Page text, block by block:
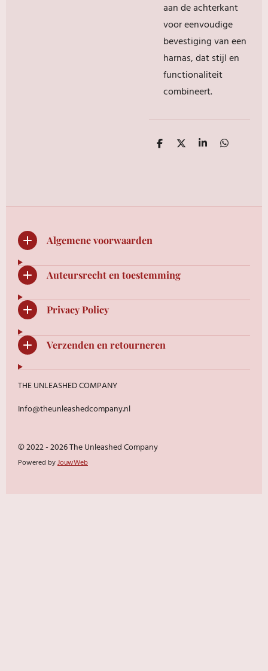
aan de achterkant
voor eenvoudige
bevestiging van een
harnas, dat stijl en
functionaliteit
combineert.
D D S D
Algemene voorwaarden
Auteursrecht en toestemming
Privacy Policy
Verzenden en retourneren
THE UNLEASHED COMPANY
Info@theunleashedcompany.nl
© 2022 - 2026 The Unleashed Company
Powered byJouwWeb